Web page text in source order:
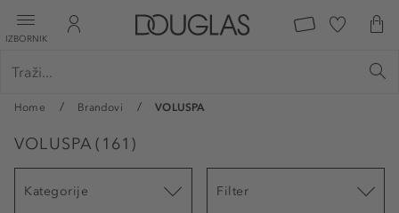
IZBORNIK
Home Brandovi VOLUSPA
VOLUSPA ( 161 )
Kategorije Filter